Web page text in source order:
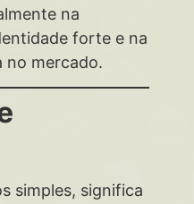
na
forte e na
no mercado.
simples, significa